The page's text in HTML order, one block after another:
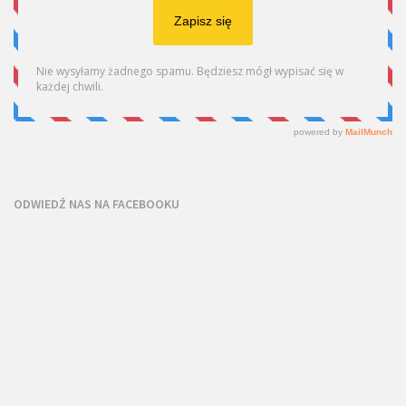
ODWIEDŹ NAS NA FACEBOOKU